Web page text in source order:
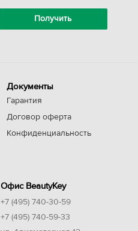
Документы
Гарантия
Договор оферта
Конфиденциальность
Офис BeautyKey
+7 (495) 740-30-59
+7 (495) 740-59-33